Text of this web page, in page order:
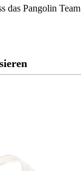
das Pangolin Team